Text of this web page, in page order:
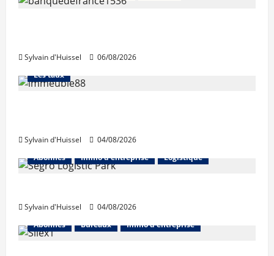
Sylvain d'Huissel 06/08/2026
Abonnés Financement
Les taux
Sylvain d'Huissel
04/08/2026
Abonnés
Immo d'entreprise Logistique
Sylvain d'Huissel
04/08/2026
Abonnés
Bureaux Immo d'entreprise